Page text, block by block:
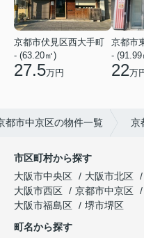
京都市伏見区西大手町
- (63.20㎡)
27.5万円
- (91.99
22万
都市中京区の物件一覧 京
市区町村から探す
大阪市中央区
大阪市北区
大阪市西区
京都市中京区
大阪市福島区
堺市堺区
町名から探す